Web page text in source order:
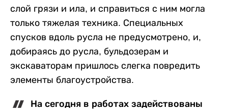
слой грязи и ила, и справиться с ним могла
только тяжелая техника. Специальных
спусков вдоль русла не предусмотрено, и,
добираясь до русла, бульдозерам и
экскаваторам пришлось слегка повредить
элементы благоустройства.
На сегодня в работах задействованы